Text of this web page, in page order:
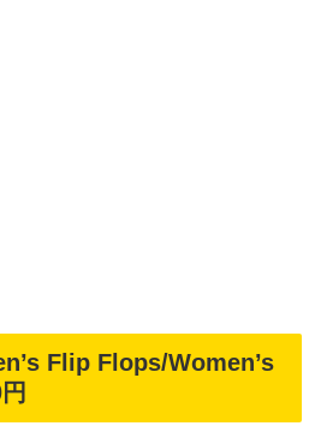
Flip Flops/Women’s